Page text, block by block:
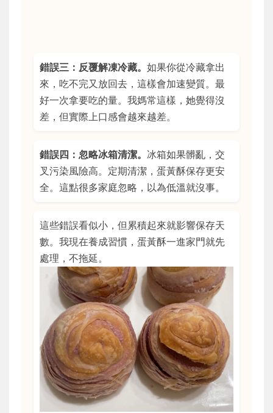
錯誤三：反覆解凍冷藏。 如果你從冷藏拿出
來，吃不完又放回去，這樣會加速變質。最
好一次拿要吃的量。我媽常這樣，她覺得沒
差，但實際上口感會越來越差。
錯誤四：忽略冰箱清潔。 冰箱如果髒亂，交
叉污染風險高。定期清潔，蛋黃酥保存更安
全。這點很多家庭忽略，以為低溫就沒事。
這些錯誤看似小，但累積起來就影響保存天
數。我現在養成習慣，蛋黃酥一進家門就先
處理，不拖延。